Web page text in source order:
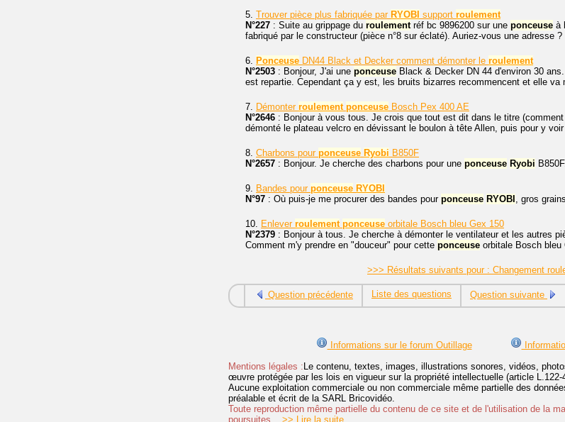
5. Trouver pièce plus fabriquée par RYOBI support roulement
N°227 : Suite au grippage du roulement réf bc 9896200 sur une ponceuse à
fabriqué par le constructeur (pièce n°8 sur éclaté). Auriez-vous une adresse ?
6. Ponceuse DN44 Black et Decker comment démonter le roulement
N°2503 : Bonjour, J'ai une ponceuse Black & Decker DN 44 d'environ 30
est repartie. Cependant ça y est, les bruits bizarres recommencent et elle va
7. Démonter roulement ponceuse Bosch Pex 400 AE
N°2646 : Bonjour à vous tous. Je crois que tout est dit dans le titre
démonté le plateau velcro en dévissant le boulon à tête Allen, puis pour y voir
8. Charbons pour ponceuse Ryobi B850F
N°2657 : Bonjour. Je cherche des charbons pour une ponceuse Ryobi
9. Bandes pour ponceuse RYOBI
N°97 : Où puis-je me procurer des bandes pour ponceuse RYOBI , gros
10. Enlever roulement ponceuse orbitale Bosch bleu Gex 150
N°2379 : Bonjour à tous. Je cherche à démonter le ventilateur et les autres
Comment m'y prendre en "douceur" pour cette ponceuse orbitale Bosch bleu
>>> Résultats suivants pour : Changement
Question précédente Liste des questions Question suivante
Informations sur le forum Outillage
Mentions légales : Le contenu, textes, images, illustrations sonores, vidéos,
œuvre protégée par les lois en vigueur sur la propriété intellectuelle (article L.122-
Aucune exploitation commerciale ou non commerciale même partielle des
préalable et écrit de la SARL Bricovidéo.
Toute reproduction même partielle du contenu de ce site et de l'utilisation de la
poursuites.
>> Lire la suite